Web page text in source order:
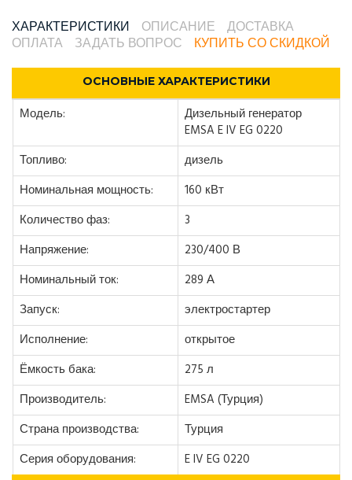
ХАРАКТЕРИСТИКИ ОПИСАНИЕ
ДОСТАВКА
ОПЛАТА
ЗАДАТЬ ВОПРОС КУПИТЬ СО СКИДКОЙ
ОСНОВНЫЕ ХАРАКТЕРИСТИКИ
Модель:
Дизельный генератор
EMSA E IV EG 0220
Топливо:
дизель
Номинальная мощность:
160 кВт
Количество фаз:
3
Напряжение:
230/400 В
Номинальный ток:
289 А
Запуск:
электростартер
Исполнение:
открытое
Ёмкость бака:
275 л
Производитель:
EMSA (Турция)
Страна производства:
Турция
Серия оборудования:
E IV EG 0220